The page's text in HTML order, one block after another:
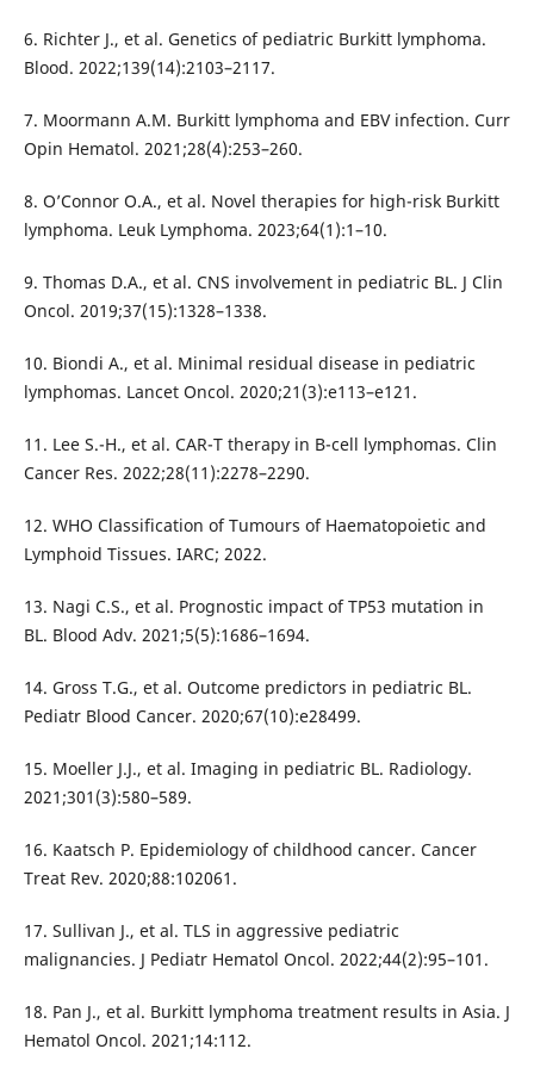
6. Richter J., et al. Genetics of pediatric Burkitt lymphoma.
Blood. 2022;139(14):2103–2117.
7. Moormann A.M. Burkitt lymphoma and EBV infection. Curr
Opin Hematol. 2021;28(4):253–260.
8. O’Connor O.A., et al. Novel therapies for high-risk Burkitt
lymphoma. Leuk Lymphoma. 2023;64(1):1–10.
9. Thomas D.A., et al. CNS involvement in pediatric BL. J Clin
Oncol. 2019;37(15):1328–1338.
10. Biondi A., et al. Minimal residual disease in pediatric
lymphomas. Lancet Oncol. 2020;21(3):e113–e121.
11. Lee S.-H., et al. CAR-T therapy in B-cell lymphomas. Clin
Cancer Res. 2022;28(11):2278–2290.
12. WHO Classification of Tumours of Haematopoietic and
Lymphoid Tissues. IARC; 2022.
13. Nagi C.S., et al. Prognostic impact of TP53 mutation in
BL. Blood Adv. 2021;5(5):1686–1694.
14. Gross T.G., et al. Outcome predictors in pediatric BL.
Pediatr Blood Cancer. 2020;67(10):e28499.
15. Moeller J.J., et al. Imaging in pediatric BL. Radiology.
2021;301(3):580–589.
16. Kaatsch P. Epidemiology of childhood cancer. Cancer
Treat Rev. 2020;88:102061.
17. Sullivan J., et al. TLS in aggressive pediatric
malignancies. J Pediatr Hematol Oncol. 2022;44(2):95–101.
18. Pan J., et al. Burkitt lymphoma treatment results in Asia. J
Hematol Oncol. 2021;14:112.